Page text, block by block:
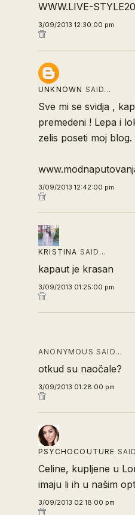
WWW.LIVE-
3/09/2013 12:30:00 pm
UNKNOWN SAID…
Sve mi se svidja ,
premedeni ! Lepa i
zelis poseti moj blog.
3/09/2013 12:42:00 pm
KRISTINA SAID…
kapaut je krasan
3/09/2013 01:25:00 pm
ANONYMOUS SAID…
otkud su naočale?
3/09/2013 01:28:00 pm
PSYCHOCOUTURE
Celine, kupljene u
imaju li ih u našim
3/09/2013 02:18:00 pm